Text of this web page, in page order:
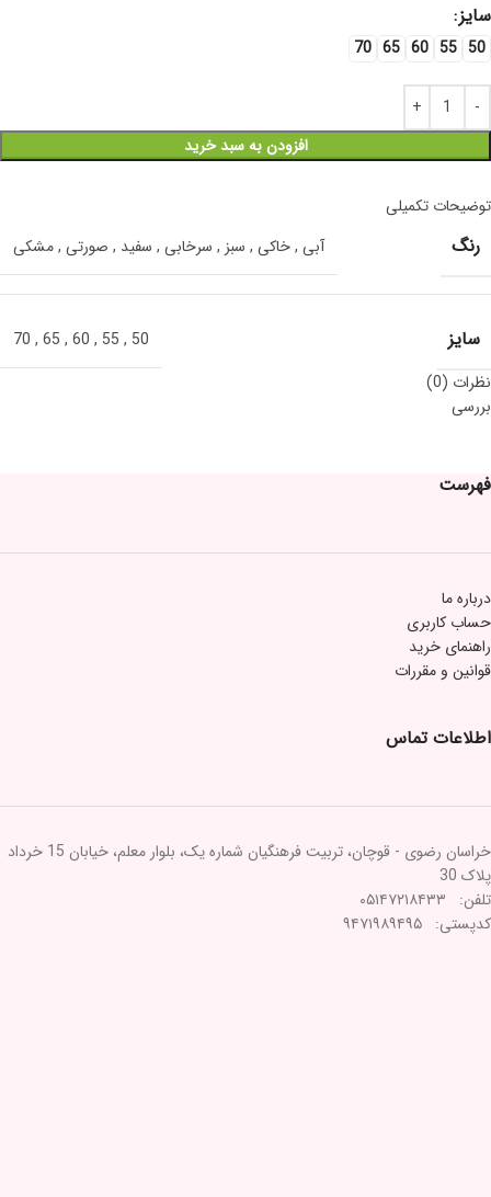
سایز
50
55
60
65
70
افزودن به سبد خرید
توضیحات تکمیلی
رنگ آبی ,خاکی , سبز , سرخابی , سفید , صورتی ,مشکی
سایز 50
,
55
,
60
,
65
,
70
نظرات (0)
بررسی
فهرست
درباره ما
حساب کاربری
راهنمای خرید
قوانین و مقررات
اطلاعات تماس
خراسان رضوی - قوچان، تربیت فرهنگیان شماره یک، بلوار معلم، خیابان 15 خرداد
پلاک 30
تلفن: ۰۵۱۴۷۲۱۸۴۳۳
کدپستی: ۹۴۷۱۹۸۹۴۹۵